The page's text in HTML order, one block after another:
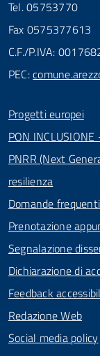
Tel. 05753770
Fax 0575377613
C.F./P.IVA:
PEC:
Progetti europei
PON
PNRR (Next
resilienza
Domande
Prenotazione
Segnalazione
Dichiarazione di
Feedback
Redazione Web
Social media policy